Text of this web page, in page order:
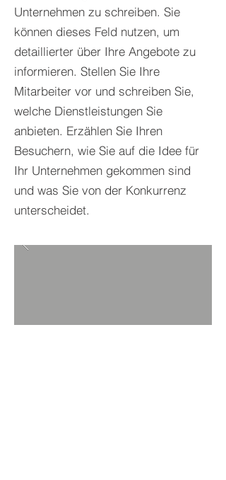
Unternehmen zu schreiben. Sie
können dieses Feld nutzen, um
detaillierter über Ihre Angebote zu
informieren. Stellen Sie Ihre
Mitarbeiter vor und schreiben Sie,
welche Dienstleistungen Sie
anbieten. Erzählen Sie Ihren
Besuchern, wie Sie auf die Idee für
Ihr Unternehmen gekommen sind
und was Sie von der Konkurrenz
unterscheidet.